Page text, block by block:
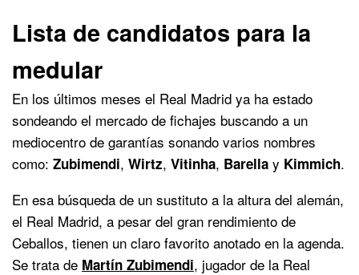
Lista de candidatos para la
medular
En los últimos meses el Real Madrid ya ha estado
sondeando el mercado de fichajes buscando a un
mediocentro de garantías sonando varios nombres
como: Zubimendi, Wirtz, Vitinha, Barella y Kimmich.
En esa búsqueda de un sustituto a la altura del alemán,
el Real Madrid, a pesar del gran rendimiento de
Ceballos, tienen un claro favorito anotado en la agenda.
Se trata de Martín Zubimendi, jugador de la Real